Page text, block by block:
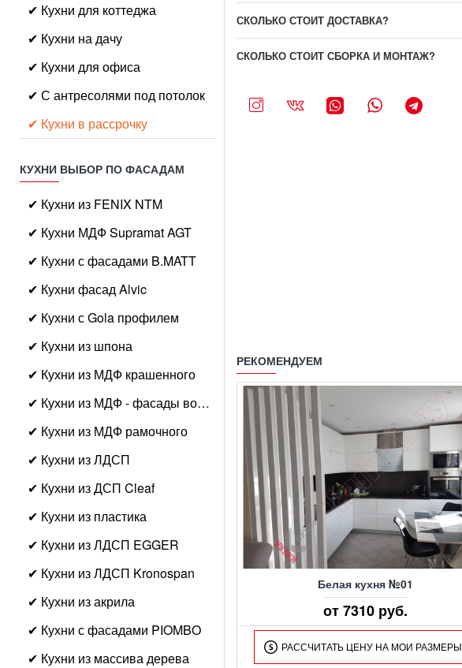
✔ Кухни для коттеджа
✔ Кухни на дачу
✔ Кухни для офиса
✔ С антресолями под потолок
✔ Кухни в рассрочку
КУХНИ ВЫБОР ПО ФАСАДАМ
✔ Кухни из FENIX NTM
✔ Кухни МДФ Supramat AGT
✔ Кухни с фасадами B.MATT
✔ Кухни фасад Alvic
✔ Кухни с Gola профилем
✔ Кухни из шпона
✔ Кухни из МДФ крашенного
✔ Кухни из МДФ - фасады волна
✔ Кухни из МДФ рамочного
✔ Кухни из ЛДСП
✔ Кухни из ДСП Cleaf
✔ Кухни из пластика
✔ Кухни из ЛДСП EGGER
✔ Кухни из ЛДСП Kronospan
✔ Кухни из акрила
✔ Кухни с фасадами PIOMBO
✔ Кухни из массива дерева
СКОЛЬКО СТОИТ ДОСТАВКА?
СКОЛЬКО СТОИТ СБОРКА И МОНТАЖ?
РЕКОМЕНДУЕМ
Белая кухня №01
от 7310 руб.
РАССЧИТАТЬ ЦЕНУ НА МОИ РАЗМЕРЫ